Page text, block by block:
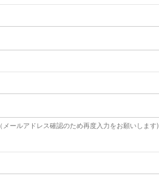
（メールアドレス確認のため再度入力をお願いします)